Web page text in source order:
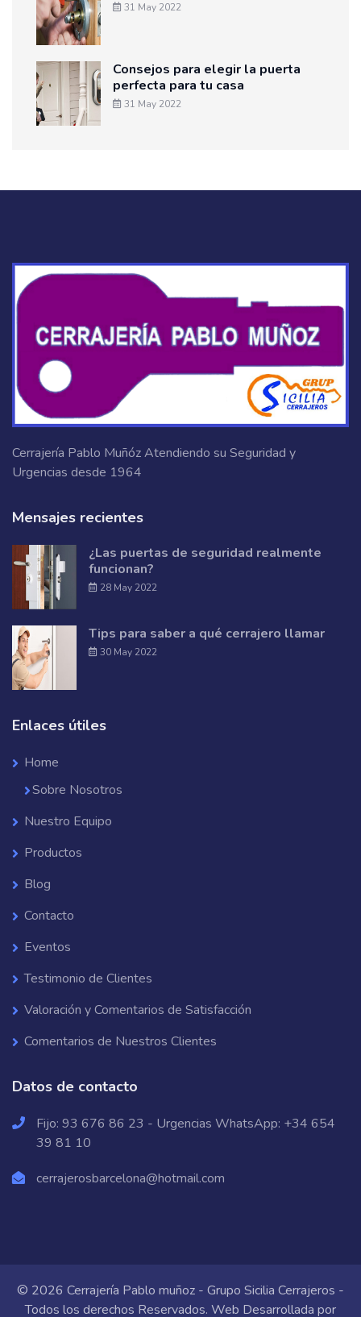
31 May 2022
Consejos para elegir la puerta
perfecta para tu casa
31 May 2022
Cerrajería Pablo Muñóz Atendiendo su Seguridad y
Urgencias desde 1964
Mensajes recientes
¿Las puertas de seguridad realmente
funcionan?
28 May 2022
Tips para saber a qué cerrajero llamar
30 May 2022
Enlaces útiles
Home
Sobre Nosotros
Nuestro Equipo
Productos
Blog
Contacto
Eventos
Testimonio de Clientes
Valoración y Comentarios de Satisfacción
Comentarios de Nuestros Clientes
Datos de contacto
Fijo: 93 676 86 23 - Urgencias WhatsApp: +34 654
39 81 10
cerrajerosbarcelona@hotmail.com
© 2026 Cerrajería Pablo muñoz - Grupo Sicilia Cerrajeros -
Todos los derechos Reservados. Web Desarrollada por